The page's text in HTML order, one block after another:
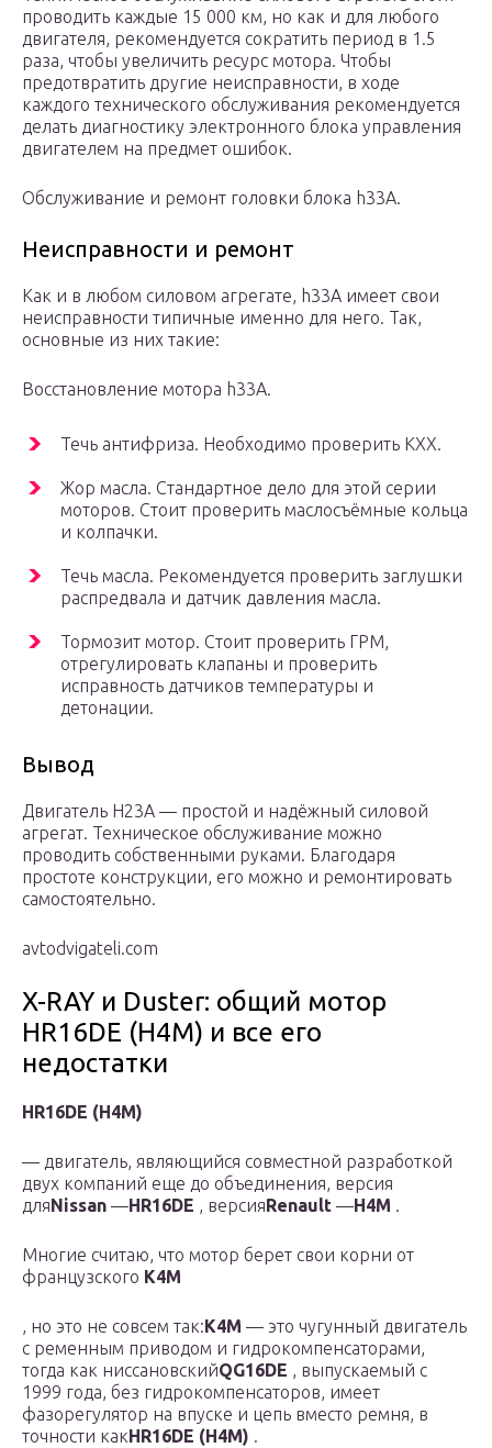
проводить каждые 15 000 км, но как и для любого
двигателя, рекомендуется сократить период в 1.5
раза, чтобы увеличить ресурс мотора. Чтобы
предотвратить другие неисправности, в ходе
каждого технического обслуживания рекомендуется
делать диагностику электронного блока управления
двигателем на предмет ошибок.
Обслуживание и ремонт головки блока h33A.
Неисправности и ремонт
Как и в любом силовом агрегате, h33A имеет свои
неисправности типичные именно для него. Так,
основные из них такие:
Восстановление мотора h33A.
Течь антифриза. Необходимо проверить КХХ.
Жор масла. Стандартное дело для этой серии
моторов. Стоит проверить маслосъёмные кольца
и колпачки.
Течь масла. Рекомендуется проверить заглушки
распредвала и датчик давления масла.
Тормозит мотор. Стоит проверить ГРМ,
отрегулировать клапаны и проверить
исправность датчиков температуры и
детонации.
Вывод
Двигатель Н23А — простой и надёжный силовой
агрегат. Техническое обслуживание можно
проводить собственными руками. Благодаря
простоте конструкции, его можно и ремонтировать
самостоятельно.
avtodvigateli.com
X-RAY и Duster: общий мотор
HR16DE (H4M) и все его
недостатки
HR16DE (H4M)
— двигатель, являющийся совместной разработкой
двух компаний еще до объединения, версия
дляNissan —HR16DE , версияRenault —H4M .
Многие считаю, что мотор берет свои корни от
французского K4M
, но это не совсем так:K4M — это чугунный двигатель
с ременным приводом и гидрокомпенсаторами,
тогда как ниссановскийQG16DE , выпускаемый с
1999 года, без гидрокомпенсаторов, имеет
фазорегулятор на впуске и цепь вместо ремня, в
точности какHR16DE (H4M) .